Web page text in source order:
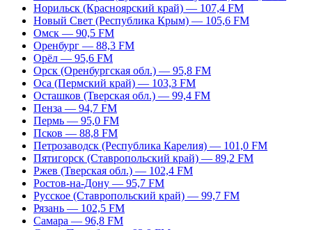
Норильск (Красноярский край) — 107,4 FM
Новый Свет (Республика Крым) — 105,6 FM
Омск — 90,5 FM
Оренбург — 88,3 FM
Орёл — 95,6 FM
Орск (Оренбургская обл.) — 95,8 FM
Оса (Пермский край) — 103,3 FM
Осташков (Тверская обл.) — 99,4 FM
Пенза — 94,7 FM
Пермь — 95,0 FM
Псков — 88,8 FM
Петрозаводск (Республика Карелия) — 101,0 FM
Пятигорск (Ставропольский край) — 89,2 FM
Ржев (Тверская обл.) — 102,4 FM
Ростов-на-Дону — 95,7 FM
Русское (Ставропольский край) — 99,7 FM
Рязань — 102,5 FM
Самара — 96,8 FM